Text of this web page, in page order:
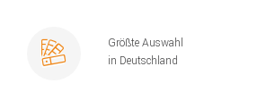
Größte Auswahl
in Deutschland